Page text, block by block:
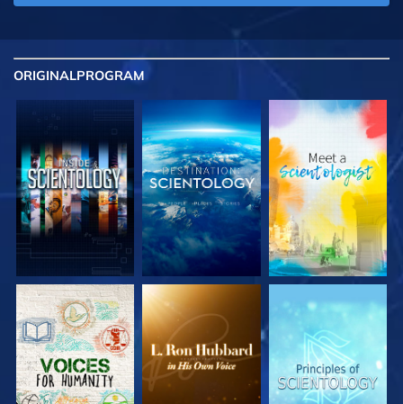
ORIGINALPROGRAM
UTFORSKA
SERIEN
UTFORSKA
SERIEN
UTFORSKA
SERIEN